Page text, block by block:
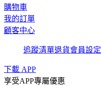
購物車
我的訂單
顧客中心
追蹤清單退貨會員設定
下載 APP
享受APP專屬優惠